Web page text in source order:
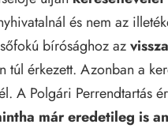
és nem az
bírósághoz az
érkezett. Azonban a
A Polgári Perrendtartás
már eredetileg is